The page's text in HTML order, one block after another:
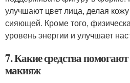
улучшают цвет лица, делая
сияющей. Кроме того,
уровень энергии и улучшает
7. Какие средства
макияж